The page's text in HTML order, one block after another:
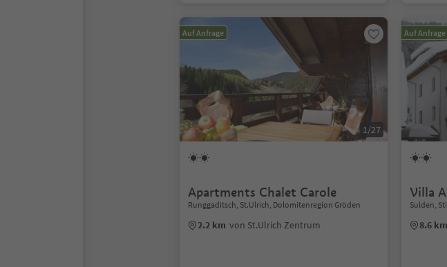
Auf Anfrage
1/27
Apartments Chalet Carole
Runggaditsch, St.Ulrich, Dolomitenregion Gröden
2.2 km von St.Ulrich Zentrum
Auf Anfrage
Villa
Sulden,
8.6 km